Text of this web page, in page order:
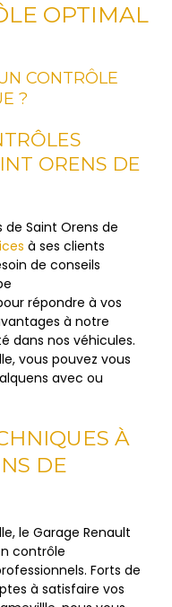
OPTIMAL
CONTRÔLE
?
ORENS DE
de Saint Orens de
à ses clients
de conseils
répondre à vos
à notre
dans nos véhicules.
vous pouvez vous
avec ou
À
DE
le Garage Renault
contrôle
Forts de
à satisfaire vos